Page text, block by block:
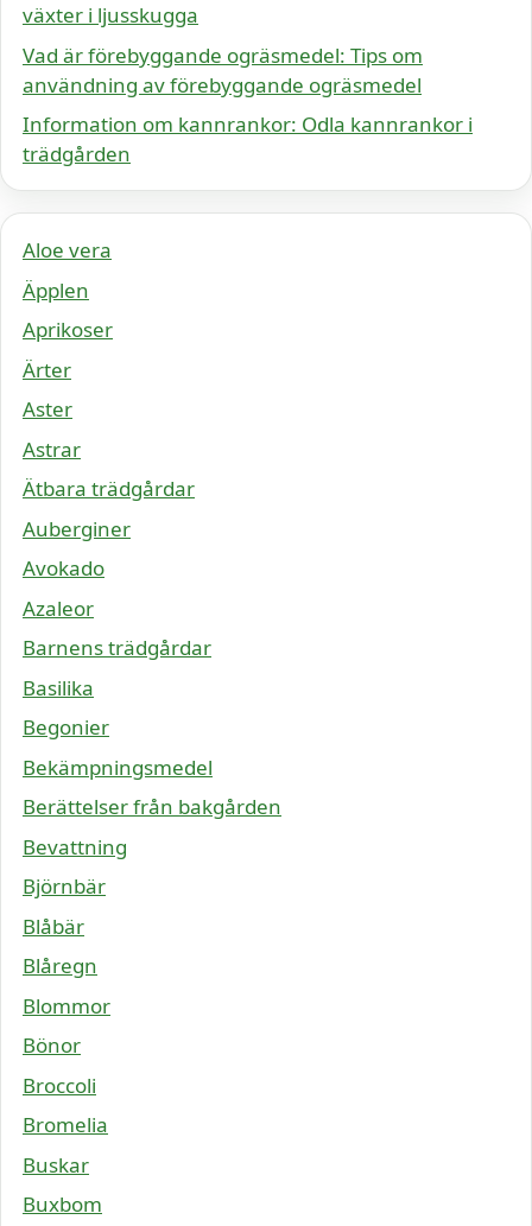
växter i ljusskugga
Vad är förebyggande ogräsmedel: Tips om
användning av förebyggande ogräsmedel
Information om kannrankor: Odla kannrankor i
trädgården
Aloe vera
Äpplen
Aprikoser
Ärter
Aster
Astrar
Ätbara trädgårdar
Auberginer
Avokado
Azaleor
Barnens trädgårdar
Basilika
Begonier
Bekämpningsmedel
Berättelser från bakgården
Bevattning
Björnbär
Blåbär
Blåregn
Blommor
Bönor
Broccoli
Bromelia
Buskar
Buxbom